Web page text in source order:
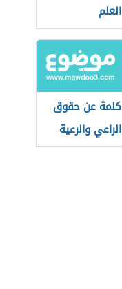
العلم
كلمة عن حقوق
الراعي والرعية